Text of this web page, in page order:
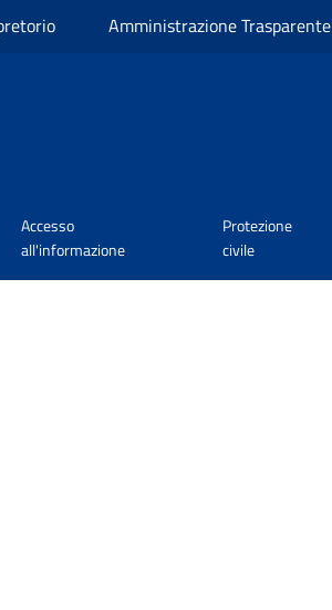
Amministrazione Trasparente
Accesso
all'informazione
Protezione
civile